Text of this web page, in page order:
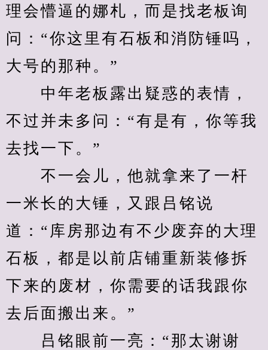
理会懵逼的娜札，而是找老板询
问：“你这里有石板和消防锤吗，
大号的那种。”
中年老板露出疑惑的表情，
不过并未多问：“有是有，你等我
去找一下。”
不一会儿，他就拿来了一杆
一米长的大锤，又跟吕铭说
道：“库房那边有不少废弃的大理
石板，都是以前店铺重新装修拆
下来的废材，你需要的话我跟你
去后面搬出来。”
吕铭眼前一亮：“那太谢谢